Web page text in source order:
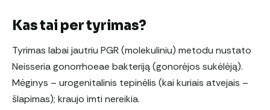
Kas tai per tyrimas?
Tyrimas labai jautriu PGR (molekuliniu) metodu nustato
Neisseria gonorrhoeae bakteriją (gonorėjos sukėlėją).
Mėginys – urogenitalinis tepinėlis (kai kuriais atvejais –
šlapimas); kraujo imti nereikia.